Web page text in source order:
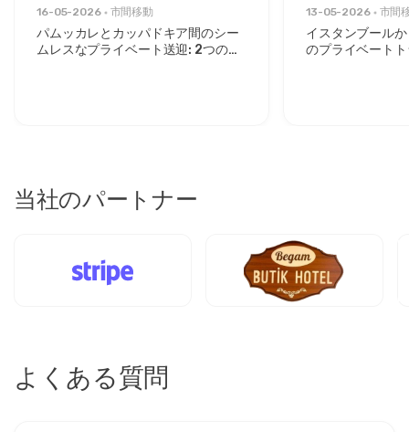
16-05-2026 市間移動
パムッカレとカッパドキア間のシー
ムレスなプライベート送迎: 2つのア
13-05-2026 市間
イスタンブール
のプライベート
当社のパートナー
よくある質問